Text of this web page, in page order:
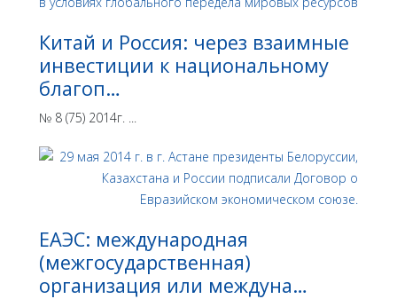
Китай и Россия: через взаимные
инвестиции к национальному
благоп…
№ 8 (75) 2014г. ...
ЕАЭС: международная
(межгосударственная)
организация или междуна…